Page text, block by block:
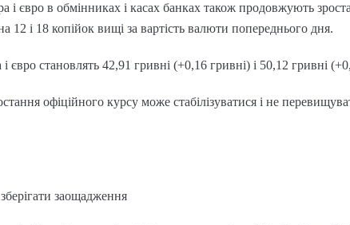
і євро в обмінниках і касах банках також продовжують
12 і 18 копійок вищі за вартість валюти попереднього дня.
євро становлять 42,91 гривні (+0,16 гривні) і 50,12 гривні
офіційного курсу може стабілізуватися і не
заощадження